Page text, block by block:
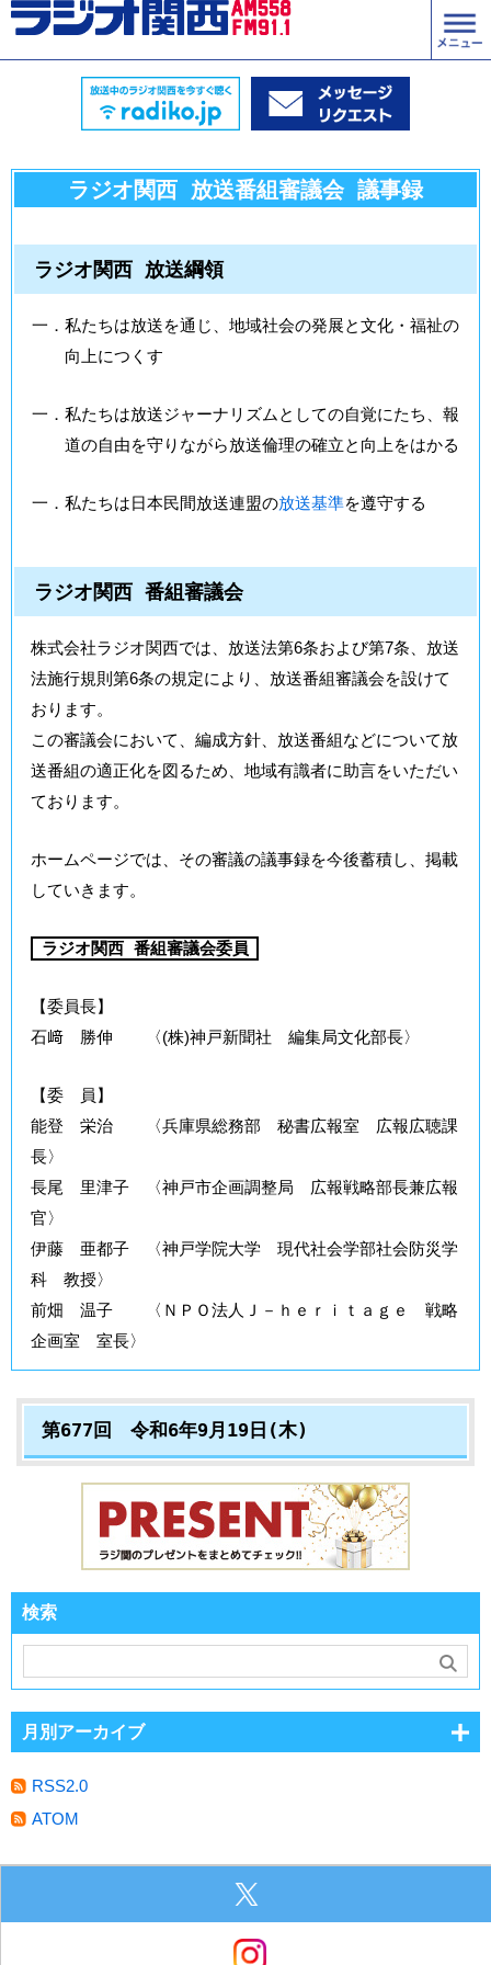
ラジオ関西 放送番組審議会 議事録
ラジオ関西 放送綱領
一．私たちは放送を通じ、地域社会の発展と文化・福祉の
向上につくす
一．私たちは放送ジャーナリズムとしての自覚にたち、報
道の自由を守りながら放送倫理の確立と向上をはかる
一．私たちは日本民間放送連盟の放送基準を遵守する
ラジオ関西 番組審議会
株式会社ラジオ関西では、放送法第6条および第7条、放送
法施行規則第6条の規定により、放送番組審議会を設けて
おります。
この審議会において、編成方針、放送番組などについて放
送番組の適正化を図るため、地域有識者に助言をいただい
ております。
ホームページでは、その審議の議事録を今後蓄積し、掲載
していきます。
ラジオ関西 番組審議会委員
【委員長】
石﨑 勝伸 〈(株)神戸新聞社 編集局文化部長〉
【委 員】
能登 栄治 〈兵庫県総務部 秘書広報室 広報広聴課
長〉
長尾 里津子 〈神戸市企画調整局 広報戦略部長兼広報
官〉
伊藤 亜都子 〈神戸学院大学 現代社会学部社会防災学
科 教授〉
前畑 温子 〈ＮＰＯ法人Ｊ－ｈｅｒｉｔａｇｅ 戦略
企画室 室長〉
第677回 令和6年9月19日(木)
検索
月別アーカイブ
RSS2.0
ATOM